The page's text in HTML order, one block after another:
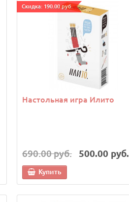
Cкидка: 190.00 руб.
Настольная игра Илито
690.00 руб. 500.00 руб.
Купить